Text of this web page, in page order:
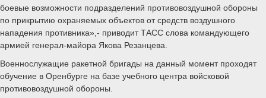
боевые возможности подразделений противовоздушной обороны
по прикрытию охраняемых объектов от средств воздушного
нападения противника»,- приводит ТАСС слова командующего
армией генерал-майора Якова Резанцева.
Военнослужащие ракетной бригады на данный момент проходят
обучение в Оренбурге на базе учебного центра войсковой
противовоздушной обороны.